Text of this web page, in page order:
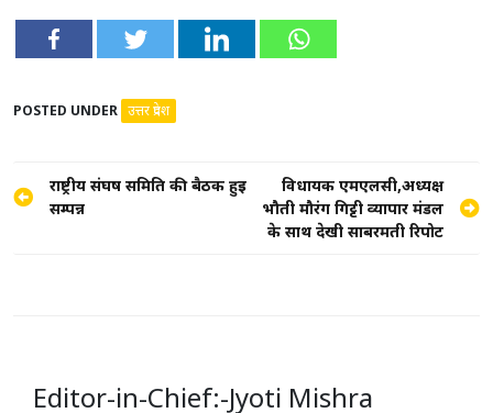
POSTED UNDER उत्तर प्रदेश
Post
navigation
राष्ट्रीय संघर्ष समिति की बैठक हुई
सम्पन्न
विधायक एमएलसी,अध्यक्ष
भौती मौरंग गिट्टी व्यापार मंडल
के साथ देखी साबरमती रिपोर्ट
Editor-in-Chief:-Jyoti Mishra